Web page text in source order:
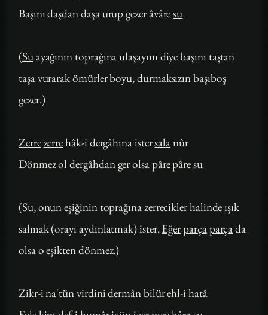
Başını daşdan daşa urup gezer âvâresu
(Suayağının toprağına ulaşayım diye başını taştan
taşa vurarak ömürler boyu, durmaksızın başıboş
gezer.)
Zerrezerrehâk-i dergâhına istersalanûr
Dönmez ol dergâhdan ger olsa pâre pâresu
(Su, onun eşiğinin toprağına zerrecikler halindeışık
salmak (orayı aydınlatmak) ister.Eğerparçaparçada
olsaoeşikten dönmez.)
Zikr-i na'tün virdini dermân bilür ehl-i hatâ